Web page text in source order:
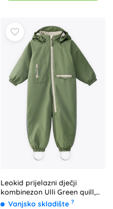
Leokid prijelazni dječji
kombinezon Ulli Green quill,
veličina 110 (5–6 godina)
Vanjsko skladište ?